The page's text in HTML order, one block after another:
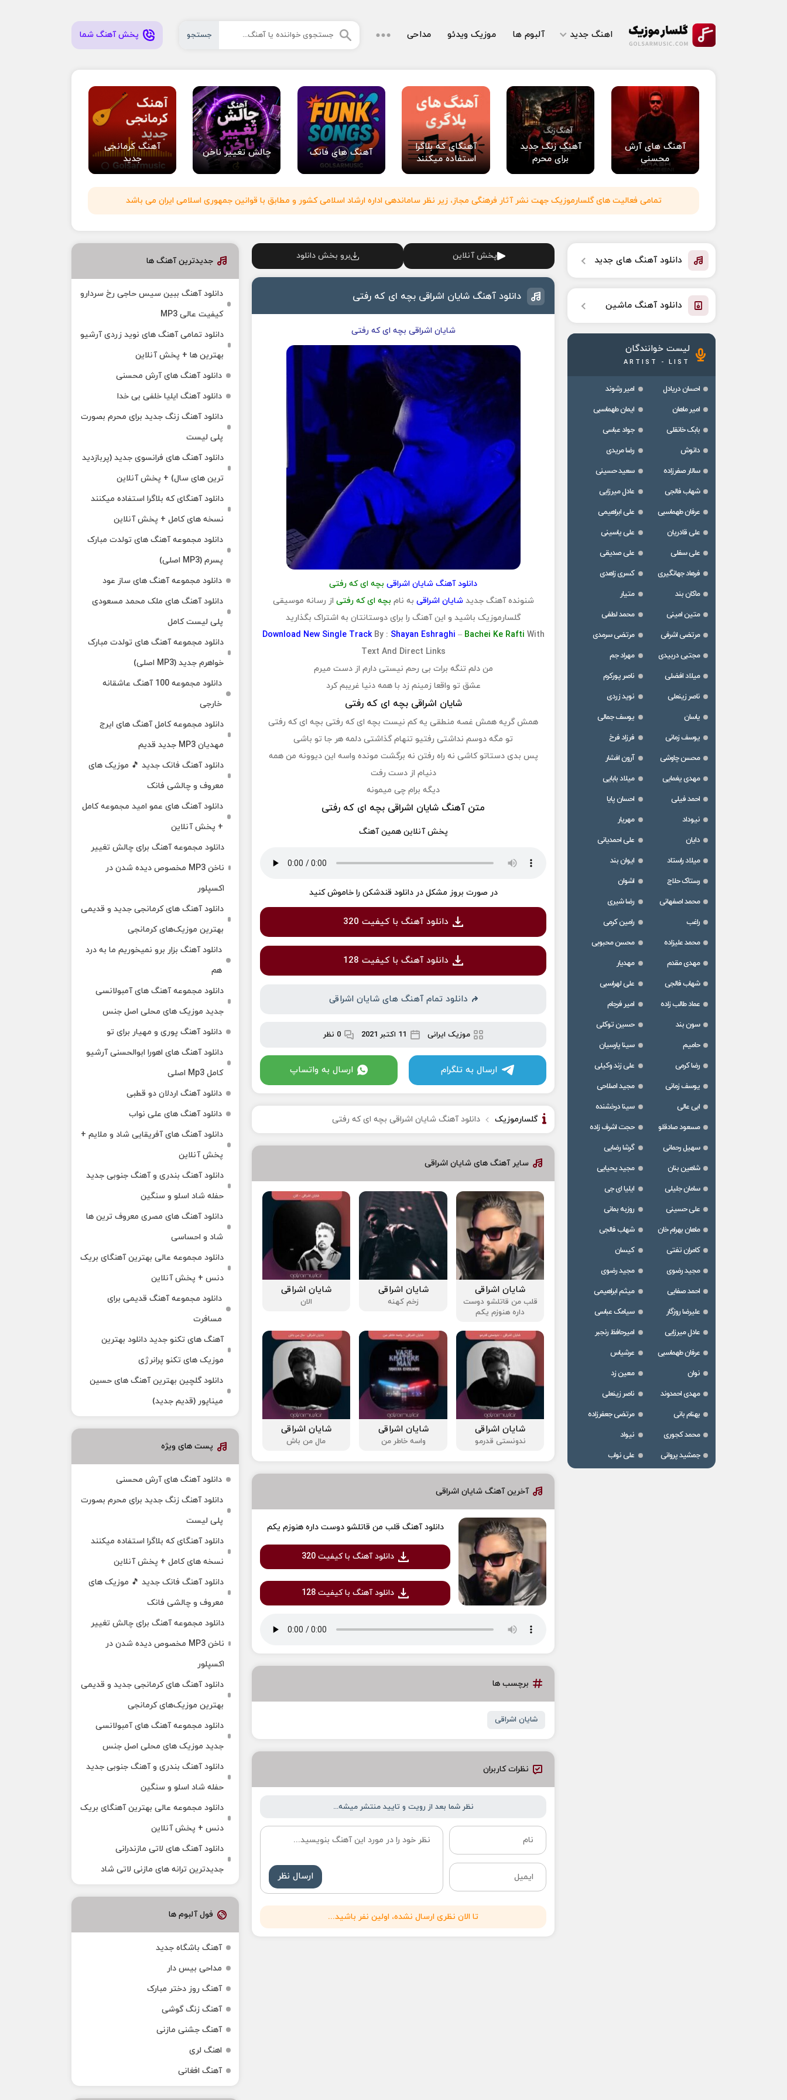
اهنگ جدید آلبوم ها موزیک ویدئو مداحی جستجو پخش آهنگ شما
آهنگ های آرش
محسنی
آهنگ زنگ جدید
برای محرم
آهنگای که بلاگرا
استفاده میکنند
آهنگ های فانک چالش تغییر ناخن
آهنگ کرمانجی
جدید
تمامی فعالیت های گلسارموزیک جهت نشر آثار فرهنگی مجاز، زیر نظر ساماندهی اداره ارشاد اسلامی کشور و مطابق با قوانین جمهوری اسلامی ایران می باشد
پخش آنلاین برو بخش دانلود
دانلود آهنگ شایان اشراقی بچه ای که رفتی
شایان اشراقی بچه ای که رفتی
دانلود آهنگ شایان اشراقی بچه ای که رفتی
شنونده آهنگ جدیدشایان اشراقی به نام بچه ای که رفتی از رسانه موسیقی
گلسارموزیک باشید و این آهنگ را برای دوستانتان به اشتراک بگذارید
Download New Single Track By : Shayan Eshraghi – Bachei Ke Rafti With
Text And Direct Links
من دلم تنگه برات بی رحم نیستی دارم از دست میرم
عشق تو واقعا زمینم زد با همه دنیا غریبم کرد
شایان اشراقی بچه ای که رفتی
همش گریه همش غصه منطقی یه کم نیست بچه ای که رفتی بچه ای که رفتی
تو مگه دوسم نداشتی رفتیو تنهام گذاشتی دلمه هر جا تو باشی
پس بدی دستاتو کاشی نه راه رفتن نه برگشت مونده واسه این دیوونه من همه
دنیام از دست رفت
دیگه برام چی میمونه
متن آهنگ شایان اشراقی بچه ای که رفتی
پخش آنلاین همین آهنگ
در صورت بروز مشکل در دانلود قندشکن را خاموش کنید
دانلود آهنگ با کیفیت 320
دانلود آهنگ با کیفیت 128
دانلود تمام آهنگ های شایان اشراقی
موزیک ایرانی 11 اکتبر 2021 0 نظر
ارسال به تلگرام ارسال به واتساپ
گلسارموزیک دانلود آهنگ شایان اشراقی بچه ای که رفتی
سایر آهنگ های شایان اشراقی
شایان اشراقی
قلب من قاتلشو دوست
داره هنوزم یکم
شایان اشراقی
زخم کهنه
شایان اشراقی
الان
شایان اشراقی
ندونستی ‌‌قدرمو
شایان اشراقی
واسه خاطر من
شایان اشراقی
مال من باش
آخرین آهنگ شایان اشراقی
دانلود آهنگ قلب من قاتلشو دوست داره هنوزم یکم
دانلود آهنگ با کیفیت 320
دانلود آهنگ با کیفیت 128
برچسب ها
شایان اشراقی
نظرات کاربران
نظر شما بعد از رویت و تایید منتشر میشه...
ارسال نظر
تا الان نظری ارسال نشده، اولین نفر باشید...
دانلود آهنگ های جدید
دانلود آهنگ ماشین
لیست خوانندگان
ARTIST - LIST
احسان دریادل
امیر رشوند
امیر ماهان
ایمان طهماسبی
بابک خانقلی
جواد عباسی
دانوش
رضا مریدی
سالار صفرزاده
سعید حسینی
شهاب فالجی
عادل میرزایی
عرفان طهماسبی
علی ابراهیمی
علی قادریان
علی یاسینی
علی سفلی
علی صدیقی
فرهاد جهانگیری
کسری زاهدی
ماکان بند
متیار
متین امینی
محمد لطفی
مرتضی اشرفی
مرتضی سرمدی
مجتبی دربیدی
مهراد جم
میلاد افضلی
ناصر پورکرم
ناصر زینعلی
نوید زردی
یاسان
یوسف جمالی
یوسف زمانی
فرزاد فرخ
محسن چاوشی
آرون افشار
مهدی یغمایی
میلاد بابایی
احمد فیلی
احسان پایا
نیوداد
مهریار
دایان
علی احمدیانی
میلاد راستاد
ایوان بند
رستاک حلاج
اشوان
محمد اصفهانی
رضا شیری
راغب
رامین کرمی
محمد علیزاده
محسن محبوبی
مهدی مقدم
مهدیار
شهاب فالجی
علی لهراسبی
عماد طالب زاده
امیر فرجام
سون بند
حسین توکلی
حامیم
سینا پارسیان
رضا کرمی
علی زند وکیلی
یوسف زمانی
مجید اصلاحی
ابی عالی
سینا درخشنده
مسعود صادقلو
حجت اشرف زاده
سهیل رحمانی
گرشا رضایی
شاهین بنان
مجید یحیایی
سامان جلیلی
ایلیا ای جی
علی حسینی
روزبه بمانی
ماهان بهرام خان
شهاب فالجی
کامران تفتی
کیسان
مجید رضوی
مجید رضوی
احمد صفایی
میثم ابراهیمی
علیرضا روزگار
سیامک عباسی
عادل میرزایی
امیرحافظ رنجبر
عرفان طهماسبی
عرشیاس
نوان
معین زد
مهدی احمدوند
ناصر زینعلی
بهنام بانی
مرتضی جعفرزاده
محمد کجوری
نیواد
جمشید پروانی
علی نواب
جدیدترین آهنگ ها
دانلود آهنگ ببین سیس حاجی رخ سردارو
کیفیت عالی MP3
دانلود تمامی آهنگ های نوید زردی آرشیو
بهترین ها + پخش آنلاین
دانلود آهنگ های آرش محسنی
دانلود آهنگ ایلیا خلفی بی خدا
دانلود آهنگ زنگ جدید برای محرم بصورت
پلی لیست
دانلود آهنگ های فرانسوی جدید (پربازدید
ترین های سال) + پخش آنلاین
دانلود آهنگای که بلاگرا استفاده میکنند
نسخه های کامل + پخش آنلاین
دانلود مجموعه آهنگ های تولدت مبارک
پسرم (MP3 اصلی)
دانلود مجموعه آهنگ های ساز عود
دانلود آهنگ های ملک‌ محمد مسعودی
پلی لیست کامل
دانلود مجموعه آهنگ های تولدت مبارک
خواهرم جدید (MP3 اصلی)
دانلود مجموعه 100 آهنگ عاشقانه
خارجی
دانلود مجموعه کامل آهنگ های ایرج
مهدیان MP3 جدید قدیم
دانلود آهنگ فانک جدید 🎵 موزیک‌ های
معروف و چالشی فانک
دانلود آهنگ های عمو امید مجموعه کامل
+ پخش آنلاین
دانلود مجموعه آهنگ برای چالش تغییر
ناخن MP3 مخصوص دیده شدن در
اکسپلور
دانلود آهنگ‌ های کرمانجی جدید و قدیمی
بهترین موزیک‌های کرمانجی
دانلود آهنگ بزار برو نمیخوریم ما به درد
هم
دانلود مجموعه آهنگ های آمبولانسی
جدید موزیک های محلی اصل جنس
دانلود آهنگ پوری و مهیار برای تو
دانلود آهنگ های اهورا ابوالحسنی آرشیو
کامل Mp3 اصلی
دانلود آهنگ اردلان دو قطبی
دانلود آهنگ های علی نواب
دانلود آهنگ های آفریقایی شاد و ملایم +
پخش آنلاین
دانلود آهنگ بندری و آهنگ جنوبی جدید
حفله شاد اسلو و سنگین
دانلود آهنگ های مصری معروف ترین ها
شاد و احساسی
دانلود مجموعه عالی بهترین آهنگای بریک
دنس + پخش آنلاین
دانلود مجموعه آهنگ قدیمی برای
مسافرت
آهنگ های تکنو جدید دانلود بهترین
موزیک های تکنو پرانرژی
دانلود گلچین بهترین آهنگ های حسین
میناپور (قدیم جدید)
پست های ویژه
دانلود آهنگ های آرش محسنی
دانلود آهنگ زنگ جدید برای محرم بصورت
پلی لیست
دانلود آهنگای که بلاگرا استفاده میکنند
نسخه های کامل + پخش آنلاین
دانلود آهنگ فانک جدید 🎵 موزیک‌ های
معروف و چالشی فانک
دانلود مجموعه آهنگ برای چالش تغییر
ناخن MP3 مخصوص دیده شدن در
اکسپلور
دانلود آهنگ‌ های کرمانجی جدید و قدیمی
بهترین موزیک‌های کرمانجی
دانلود مجموعه آهنگ های آمبولانسی
جدید موزیک های محلی اصل جنس
دانلود آهنگ بندری و آهنگ جنوبی جدید
حفله شاد اسلو و سنگین
دانلود مجموعه عالی بهترین آهنگای بریک
دنس + پخش آنلاین
دانلود آهنگ‌ های لاتی مازندرانی
جدیدترین ترانه های مازنی لاتی شاد
فول آلبوم ها
آهنگ باشگاه جدید
مداحی بیس دار
آهنگ روز دختر مبارک
آهنگ زنگ گوشی
آهنگ جشنی مازنی
اهنگ لری
آهنگ افغانی